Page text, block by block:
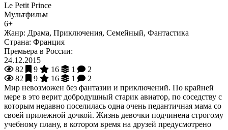
Le Petit Prince
Мультфильм
6+
Жанр: Драма, Приключения, Семейный, Фантастика
Страна: Франция
Премьера в России:
24.12.2015
82
9 16 1
2
82
9 16 1
2
Мир невозможен без фантазии и приключений. По крайней
мере в это верит добродушный старик авиатор, по соседству с
которым недавно поселилась одна очень педантичная мама со
своей прилежной дочкой. Жизнь девочки подчинена строгому
учебному плану, в котором время на друзей предусмотрено